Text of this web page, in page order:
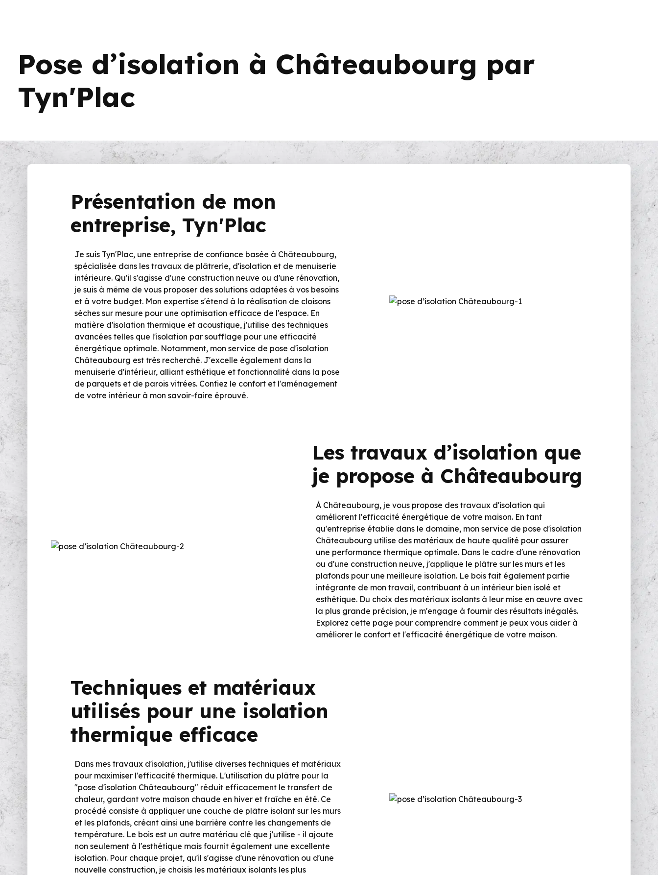
Pose d’isolation à Châteaubourg par
Tyn'Plac
Présentation de mon
entreprise, Tyn'Plac
Je suis Tyn'Plac, une entreprise de confiance basée à Châteaubourg,
spécialisée dans les travaux de plâtrerie, d'isolation et de menuiserie
intérieure. Qu'il s'agisse d'une construction neuve ou d'une rénovation,
je suis à même de vous proposer des solutions adaptées à vos besoins
et à votre budget. Mon expertise s'étend à la réalisation de cloisons
sèches sur mesure pour une optimisation efficace de l'espace. En
matière d'isolation thermique et acoustique, j'utilise des techniques
avancées telles que l'isolation par soufflage pour une efficacité
énergétique optimale. Notamment, mon service de pose d'isolation
Châteaubourg est très recherché. J'excelle également dans la
menuiserie d'intérieur, alliant esthétique et fonctionnalité dans la pose
de parquets et de parois vitrées. Confiez le confort et l'aménagement
de votre intérieur à mon savoir-faire éprouvé.
Les travaux d’isolation que
je propose à Châteaubourg
À Châteaubourg, je vous propose des travaux d'isolation qui
améliorent l'efficacité énergétique de votre maison. En tant
qu'entreprise établie dans le domaine, mon service de pose d'isolation
Châteaubourg utilise des matériaux de haute qualité pour assurer
une performance thermique optimale. Dans le cadre d'une rénovation
ou d'une construction neuve, j'applique le plâtre sur les murs et les
plafonds pour une meilleure isolation. Le bois fait également partie
intégrante de mon travail, contribuant à un intérieur bien isolé et
esthétique. Du choix des matériaux isolants à leur mise en œuvre avec
la plus grande précision, je m'engage à fournir des résultats inégalés.
Explorez cette page pour comprendre comment je peux vous aider à
améliorer le confort et l'efficacité énergétique de votre maison.
Techniques et matériaux
utilisés pour une isolation
thermique efficace
Dans mes travaux d'isolation, j'utilise diverses techniques et matériaux
pour maximiser l'efficacité thermique. L'utilisation du plâtre pour la
"pose d'isolation Châteaubourg" réduit efficacement le transfert de
chaleur, gardant votre maison chaude en hiver et fraîche en été. Ce
procédé consiste à appliquer une couche de plâtre isolant sur les murs
et les plafonds, créant ainsi une barrière contre les changements de
température. Le bois est un autre matériau clé que j'utilise - il ajoute
non seulement à l'esthétique mais fournit également une excellente
isolation. Pour chaque projet, qu'il s'agisse d'une rénovation ou d'une
nouvelle construction, je choisis les matériaux isolants les plus